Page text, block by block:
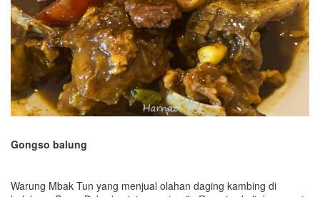
Gongso balung
Warung Mbak Tun yang menjual olahan daging kambing di